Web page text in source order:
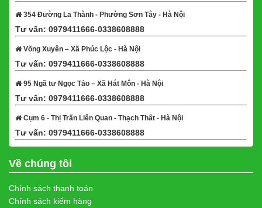
354 Đường La Thành - Phường Sơn Tây - Hà Nội
Tư vấn: 0979411666-0338608888
Võng Xuyên – Xã Phúc Lộc - Hà Nội
Tư vấn: 0979411666-0338608888
95 Ngã tư Ngọc Tảo – Xã Hát Môn - Hà Nội
Tư vấn: 0979411666-0338608888
Cụm 6 - Thị Trấn Liên Quan - Thạch Thất - Hà Nội
Tư vấn: 0979411666-0338608888
Về chúng tôi
Chính sách thanh toán
Chính sách kiểm hàng